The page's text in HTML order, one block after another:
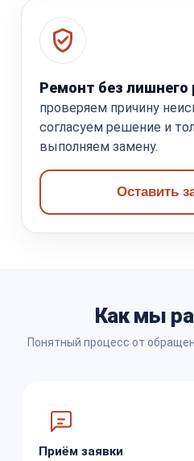
Ремонт без лишнего
проверяем причину
согласуем решение и
выполняем замену.
Оставить
Как мы
Понятный процесс от
Приём заявки